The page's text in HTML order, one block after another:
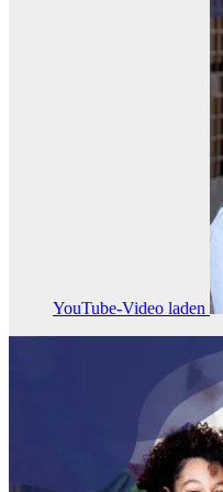
YouTube-Video laden